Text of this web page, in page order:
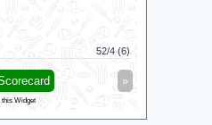
52/4 (6)
»
this Widget